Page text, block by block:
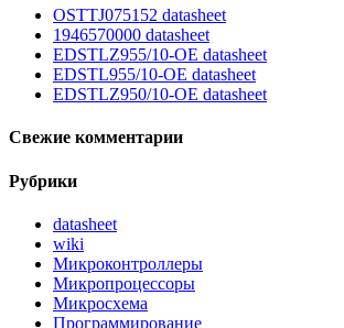
OSTTJ075152 datasheet
1946570000 datasheet
EDSTLZ955/10-OE datasheet
EDSTL955/10-OE datasheet
EDSTLZ950/10-OE datasheet
Свежие комментарии
Рубрики
datasheet
wiki
Микроконтроллеры
Микропроцессоры
Микросхема
Программирование